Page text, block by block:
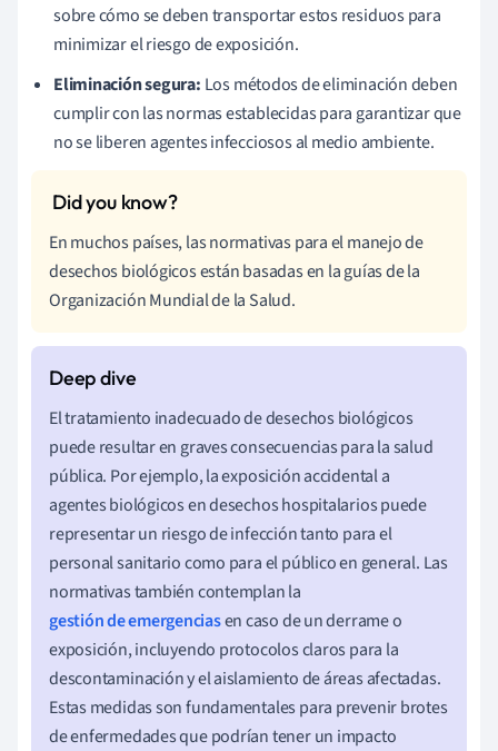
sobre cómo se deben transportar estos residuos para
minimizar el riesgo de exposición.
Eliminación segura: Los métodos de eliminación deben
cumplir con las normas establecidas para garantizar que
no se liberen agentes infecciosos al medio ambiente.
En muchos países, las normativas para el manejo de
desechos biológicos están basadas en la guías de la
Organización Mundial de la Salud.
El tratamiento inadecuado de desechos biológicos
puede resultar en graves consecuencias para la salud
pública. Por ejemplo, la exposición accidental a
agentes biológicos en desechos hospitalarios puede
representar un riesgo de infección tanto para el
personal sanitario como para el público en general. Las
normativas también contemplan la
gestión de emergenciasen caso de un derrame o
exposición, incluyendo protocolos claros para la
descontaminación y el aislamiento de áreas afectadas.
Estas medidas son fundamentales para prevenir brotes
de enfermedades que podrían tener un impacto